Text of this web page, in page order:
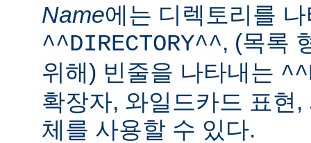
Name에는 디렉토리를
^^DIRECTORY^^, (목록
위해) 빈줄을 나타내는
확장자, 와일드카드 표현
체를 사용할 수 있다.